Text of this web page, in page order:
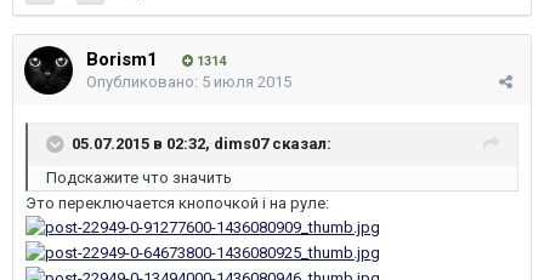
Borism1 1314
Опубликовано: 5 июля 2015
05.07.2015 в 02:32, dims07 сказал:
Подскажите что значить
Это переключается кнопочкой i на руле: